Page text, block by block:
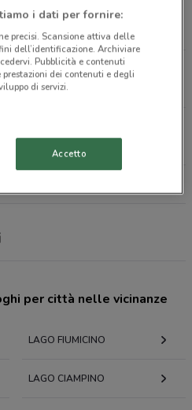
per città nelle vicinanze
LAGO FIUMICINO
LAGO CIAMPINO
i dati per fornire:
precisi. Scansione attiva delle
dell’identificazione. Archiviare
Pubblicità e contenuti
dei contenuti e degli
di servizi.
Accetto